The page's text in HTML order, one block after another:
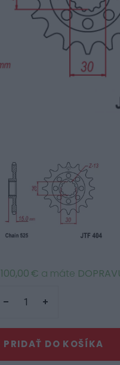
100,00 € a máte
PRIDAŤ DO KOŠÍKA